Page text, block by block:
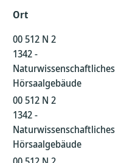
Ort
00 512 N 2
1342 -
Naturwissenschaftliches
Hörsaalgebäude
00 512 N 2
1342 -
Naturwissenschaftliches
Hörsaalgebäude